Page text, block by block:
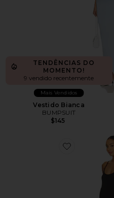
TENDÊNCIAS DO
MOMENTO!
9 vendido recentemente
Mais Vendidos
Vestido Bianca
BUMPSUIT
$145
Favorite The Kate